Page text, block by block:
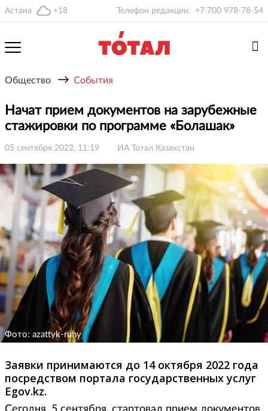
Астана +18 Телефон редакции: +7 700 978-78-54
Общество → События
Начат прием документов на зарубежные
стажировки по программе «Болашак»
05 сентября 2022, 11:19 ИА Тотал Казахстан
Фото: azattyk-ruhy
Заявки принимаются до 14 октября 2022 года
посредством портала государственных услуг
Egov.kz.